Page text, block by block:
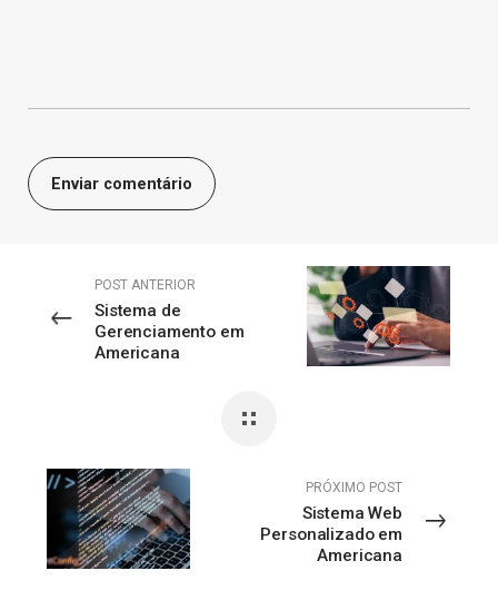
POST ANTERIOR
Sistema de
Gerenciamento em
Americana
PRÓXIMO POST
Sistema Web
Personalizado em
Americana